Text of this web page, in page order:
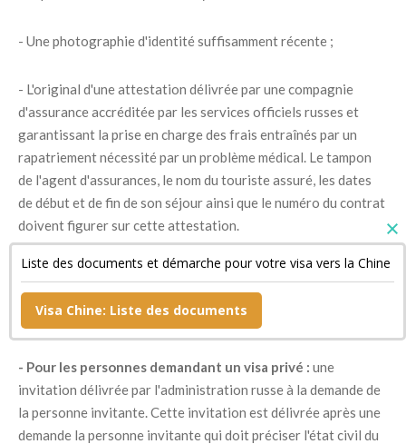
- Une photographie d'identité suffisamment récente ;
- L'original d'une attestation délivrée par une compagnie
d'assurance accréditée par les services officiels russes et
garantissant la prise en charge des frais entraînés par un
rapatriement nécessité par un problème médical. Le tampon
de l'agent d'assurances, le nom du touriste assuré, les dates
de début et de fin de son séjour ainsi que le numéro du contrat
doivent figurer sur cette attestation.
- Un document confirmant la réservation de sa chambre
d'hôtel si son séjour est bref ainsi qu'une copie de son billet de
retour ;
- Pour les personnes demandant un visa privé : une
invitation délivrée par l'administration russe à la demande de
la personne invitante. Cette invitation est délivrée après une
demande la personne invitante qui doit préciser l'état civil du
Liste des documents et démarche pour votre visa vers la Chine
Visa Chine: Liste des documents